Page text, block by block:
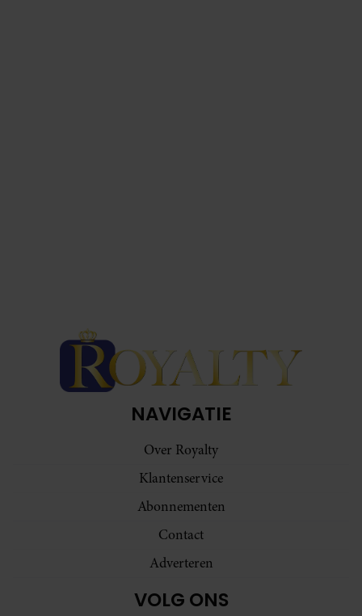
NAVIGATIE
Over Royalty
Klantenservice
Abonnementen
Contact
Adverteren
VOLG ONS